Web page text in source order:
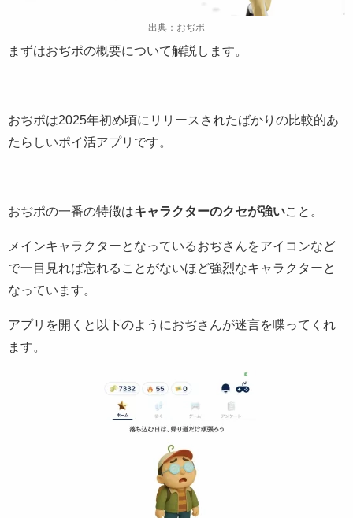
出典：おぢポ
まずはおぢポの概要について解説します。
おぢポは2025年初め頃にリリースされたばかりの比較的あ
たらしいポイ活アプリです。
おぢポの一番の特徴はキャラクターのクセが強い こと。
メインキャラクターとなっているおぢさんをアイコンなど
で一目見れば忘れることがないほど強烈なキャラクターと
なっています。
アプリを開くと以下のようにおぢさんが迷言を喋ってくれ
ます。